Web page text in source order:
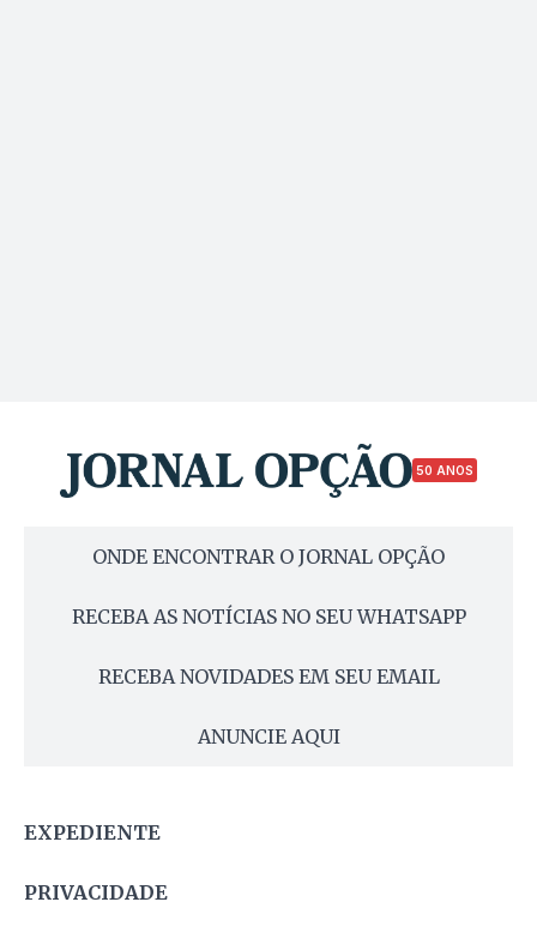
50 ANOS
ONDE ENCONTRAR O JORNAL OPÇÃO
RECEBA AS NOTÍCIAS NO SEU WHATSAPP
RECEBA NOVIDADES EM SEU EMAIL
ANUNCIE AQUI
EXPEDIENTE
PRIVACIDADE